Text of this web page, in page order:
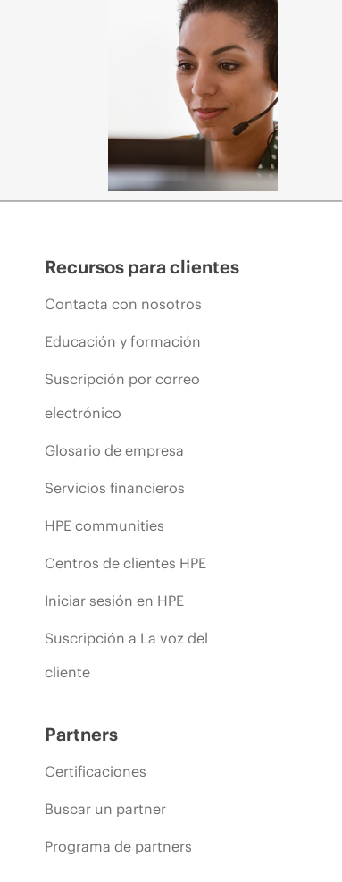
Recursos para clientes
Contacta con nosotros
Educación y formación
Suscripción por correo
electrónico
Glosario de empresa
Servicios financieros
HPE communities
Centros de clientes HPE
Iniciar sesión en HPE
Suscripción a La voz del
cliente
Partners
Certificaciones
Buscar un partner
Programa de partners